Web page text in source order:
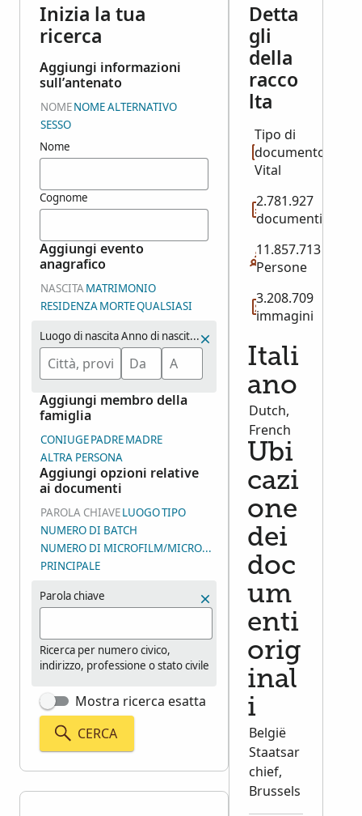
Inizia la tua
ricerca
Aggiungi informazioni
sull’antenato
NOMENOME ALTERNATIVO
SESSO
Nome
Cognome
Aggiungi evento
anagrafico
NASCITAMATRIMONIO
RESIDENZAMORTEQUALSIASI
Luogo di nascitaAnno di nascita (da – a)
Aggiungi membro della
famiglia
CONIUGEPADREMADRE
ALTRA PERSONA
Aggiungi opzioni relative
ai documenti
PAROLA CHIAVELUOGOTIPO
NUMERO DI BATCH
NUMERO DI MICROFILM/MICROFICHE O DEL GRUPPO DI
PRINCIPALE
Parola chiave
Ricerca per numero civico,
indirizzo, professione o stato civile
Mostra ricerca esatta
CERCA
Detta
gli
della
racco
lta
Tipo di
documento:
Vital
2.781.927
documenti
11.857.713
Persone
3.208.709
immagini
Itali
ano
Dutch,
French
Ubi
cazi
one
dei
doc
um
enti
orig
inal
i
België
Staatsar
chief,
Brussels